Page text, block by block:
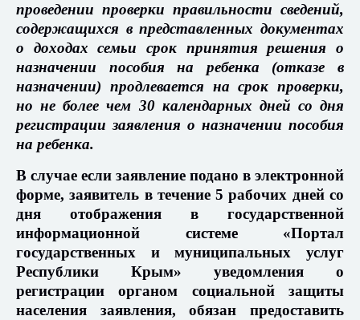
проведении проверки правильности сведений,
содержащихся в представленных документах
о доходах семьи срок принятия решения о
назначении пособия на ребенка (отказе в
назначении) продлевается на срок проверки,
но не более чем 30 календарных дней со дня
регистрации заявления о назначении пособия
на ребенка.
В случае если заявление подано в электронной
форме, заявитель в течение 5 рабочих дней со
дня отображения в государственной
информационной системе «Портал
государственных и муниципальных услуг
Республики Крым» уведомления о
регистрации органом социальной защиты
населения заявления, обязан предоставить